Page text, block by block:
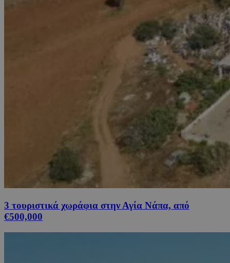
3 τουριστικά χωράφια στην Αγία Νάπα, από
€500,000